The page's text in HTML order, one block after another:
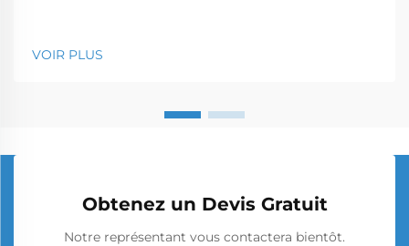
VOIR PLUS
Obtenez un Devis Gratuit
Notre représentant vous contactera bientôt.